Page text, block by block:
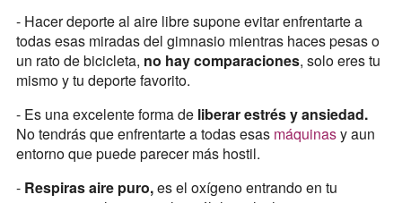
- Hacer deporte al aire libre supone evitar enfrentarte a
todas esas miradas del gimnasio mientras haces pesas o
un rato de bicicleta, no hay comparaciones, solo eres tu
mismo y tu deporte favorito.
- Es una excelente forma de liberar estrés y ansiedad.
No tendrás que enfrentarte a todas esas máquinasy aun
entorno que puede parecer más hostil.
- Respiras aire puro,es el oxígeno entrando en tu